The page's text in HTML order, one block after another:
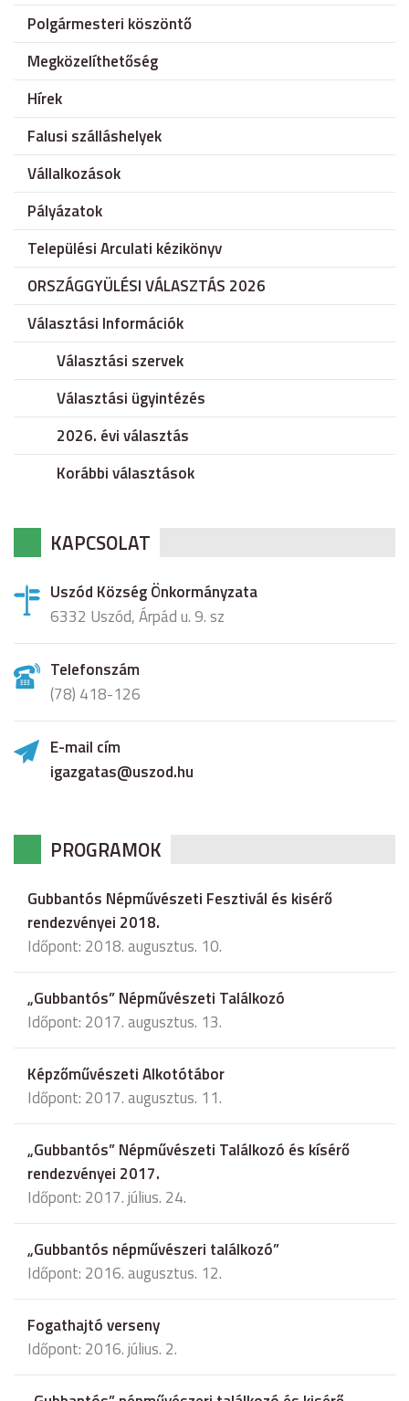
Polgármesteri köszöntő
Megközelíthetőség
Hírek
Falusi szálláshelyek
Vállalkozások
Pályázatok
Települési Arculati kézikönyv
ORSZÁGGYÜLÉSI VÁLASZTÁS 2026
Választási Információk
Választási szervek
Választási ügyintézés
2026. évi választás
Korábbi választások
KAPCSOLAT
Uszód Község Önkormányzata
6332 Uszód, Árpád u. 9. sz
Telefonszám
(78) 418-126
E-mail cím
igazgatas@uszod.hu
PROGRAMOK
Gubbantós Népművészeti Fesztivál és kisérő
rendezvényei 2018.
Időpont: 2018. augusztus. 10.
„Gubbantós” Népművészeti Találkozó
Időpont: 2017. augusztus. 13.
Képzőművészeti Alkotótábor
Időpont: 2017. augusztus. 11.
„Gubbantós” Népművészeti Találkozó és kísérő
rendezvényei 2017.
Időpont: 2017. július. 24.
„Gubbantós népművészeri találkozó”
Időpont: 2016. augusztus. 12.
Fogathajtó verseny
Időpont: 2016. július. 2.